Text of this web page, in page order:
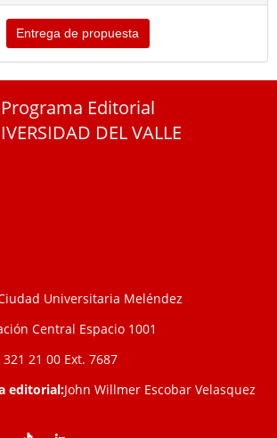
Entrega de propuesta
Programa Editorial
DEL VALLE
Universitaria Meléndez
Central Espacio 1001
21 00 Ext. 7687
editorial:John Willmer Escobar Velasquez